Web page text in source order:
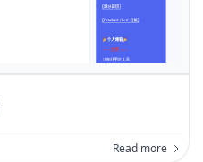
Read more